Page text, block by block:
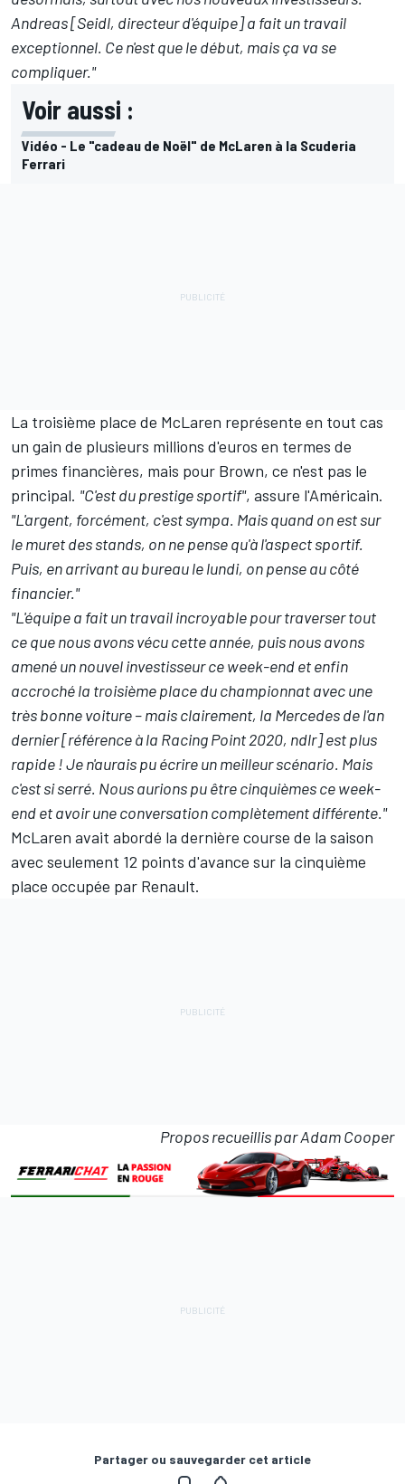
Andreas [Seidl, directeur d'équipe] a fait un travail
exceptionnel. Ce n'est que le début, mais ça va se
compliquer."
Voir aussi :
Vidéo - Le "cadeau de Noël" de McLaren à la Scuderia
Ferrari
La troisième place de McLaren représente en tout cas
un gain de plusieurs millions d'euros en termes de
primes financières, mais pour Brown, ce n'est pas le
principal. "C'est du prestige sportif", assure l'Américain.
"L'argent, forcément, c'est sympa. Mais quand on est sur
le muret des stands, on ne pense qu'à l'aspect sportif.
Puis, en arrivant au bureau le lundi, on pense au côté
financier."
"L'équipe a fait un travail incroyable pour traverser tout
ce que nous avons vécu cette année, puis nous avons
amené un nouvel investisseur ce week-end et enfin
accroché la troisième place du championnat avec une
très bonne voiture – mais clairement, la Mercedes de l'an
dernier [référence à la Racing Point 2020, ndlr] est plus
rapide ! Je n'aurais pu écrire un meilleur scénario. Mais
c'est si serré. Nous aurions pu être cinquièmes ce week-
end et avoir une conversation complètement différente."
McLaren avait abordé la dernière course de la saison
avec seulement 12 points d'avance sur la cinquième
place occupée par Renault.
Propos recueillis par Adam Cooper
Partager ou sauvegarder cet article